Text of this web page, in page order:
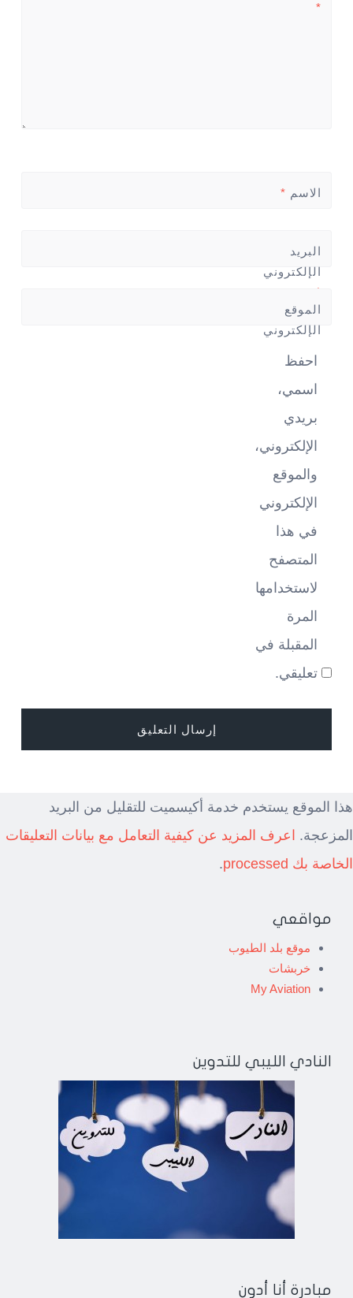
*
الاسم *
البريد
الإلكتروني
*
الموقع
الإلكتروني
احفظ
اسمي،
بريدي
الإلكتروني،
والموقع
الإلكتروني
في هذا
المتصفح
لاستخدامها
المرة
المقبلة في
تعليقي.
هذا الموقع يستخدم خدمة أكيسميت للتقليل من البريد
المزعجة.
اعرف المزيد عن كيفية التعامل مع بيانات التعليقات
الخاصة بك processed
.
مواقعي
موقع بلد الطيوب
خربشات
My Aviation
النادي الليبي للتدوين
مبادرة أنا أدون